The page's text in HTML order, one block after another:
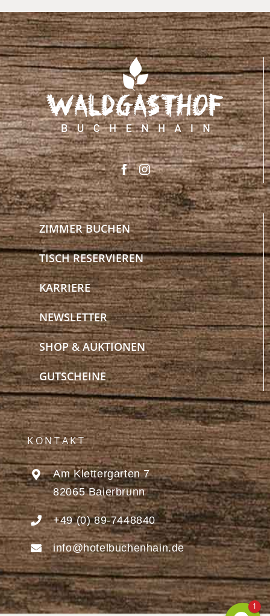
ZIMMER BUCHEN
TISCH RESERVIEREN
KARRIERE
NEWSLETTER
SHOP & AUKTIONEN
GUTSCHEINE
KONTAKT
Am Klettergarten 7
82065 Baierbrunn
+49 (0) 89-7448840
info@hotelbuchenhain.de
1